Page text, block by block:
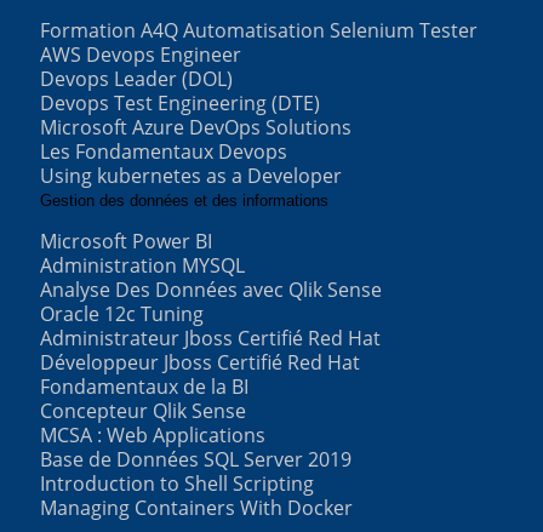
Formation A4Q Automatisation Selenium Tester
AWS Devops Engineer
Devops Leader (DOL)
Devops Test Engineering (DTE)
Microsoft Azure DevOps Solutions
Les Fondamentaux Devops
Using kubernetes as a Developer
Gestion des données et des informations
Microsoft Power BI
Administration MYSQL
Analyse Des Données avec Qlik Sense
Oracle 12c Tuning
Administrateur Jboss Certifié Red Hat
Développeur Jboss Certifié Red Hat
Fondamentaux de la BI
Concepteur Qlik Sense
MCSA : Web Applications
Base de Données SQL Server 2019
Introduction to Shell Scripting
Managing Containers With Docker